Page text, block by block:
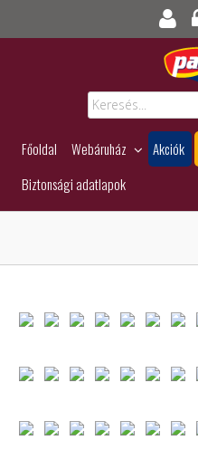
Főoldal Webáruház Akciók
Biztonsági adatlapok